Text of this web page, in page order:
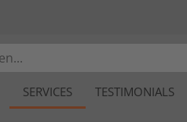
SERVICES TESTIMONIALS